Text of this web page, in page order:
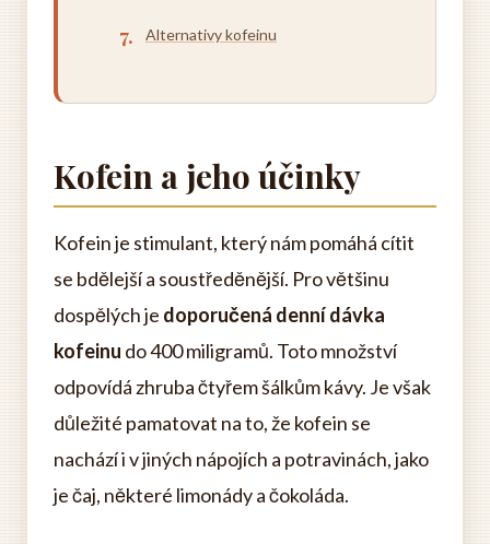
Alternativy kofeinu
Kofein a jeho účinky
Kofein je stimulant, který nám pomáhá cítit
se bdělejší a soustředěnější. Pro většinu
dospělých je doporučená denní dávka
kofeinu do 400 miligramů. Toto množství
odpovídá zhruba čtyřem šálkům kávy. Je však
důležité pamatovat na to, že kofein se
nachází i v jiných nápojích a potravinách, jako
je čaj, některé limonády a čokoláda.